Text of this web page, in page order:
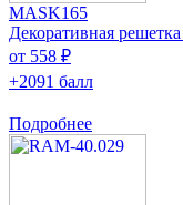
MASK165
Декоративная
от 558 ₽
+2091 балл
Подробнее